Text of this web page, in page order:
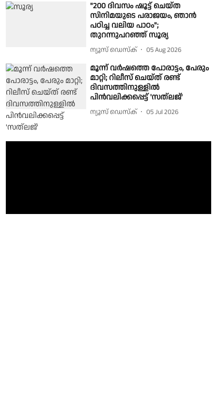
"200 ദിവസം ഷൂട്ട് ചെയ്ത
സിനിമയുടെ പരാജയം, ഞാൻ
പഠിച്ച വലിയ പാഠം";
തുറന്നുപറഞ്ഞ് സൂര്യ
ന്യൂസ് ഡെസ്ക് 05 Aug 2026
മൂന്ന് വര്‍ഷത്തെ പോരാട്ടം, പേരും
മാറ്റി; റിലീസ് ചെയ്ത് രണ്ട്
ദിവസത്തിനുള്ളില്‍
പിന്‍വലിക്കപ്പെട്ട് 'സത്‌ലജ്'
ന്യൂസ് ഡെസ്ക് 05 Jul 2026